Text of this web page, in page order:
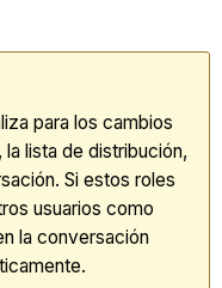
para los cambios
lista de distribución,
Si estos roles
usuarios como
la conversación